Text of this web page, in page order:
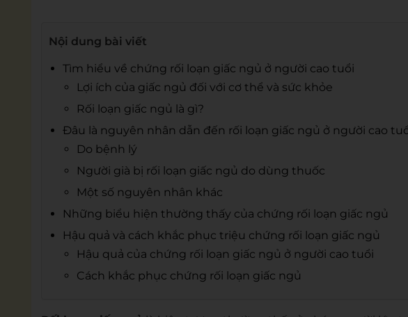
Nội dung bài viết
Tìm hiểu về chứng rối loạn giấc ngủ ở người cao tuổi
Lợi ích của giấc ngủ đối với cơ thể và sức khỏe
Rối loạn giấc ngủ là gì?
Đâu là nguyên nhân dẫn đến rối loạn giấc ngủ ở người cao
Do bệnh lý
Người già bị rối loạn giấc ngủ do dùng thuốc
Một số nguyên nhân khác
Những biểu hiện thường thấy của chứng rối loạn giấc ngủ
Hậu quả và cách khắc phục triệu chứng rối loạn giấc ngủ
Hậu quả của chứng rối loạn giấc ngủ ở người cao tuổi
Cách khắc phục chứng rối loạn giấc ngủ